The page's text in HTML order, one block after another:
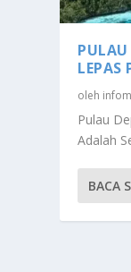
PULAU
LEPAS
oleh
Pulau
Adalah
BACA